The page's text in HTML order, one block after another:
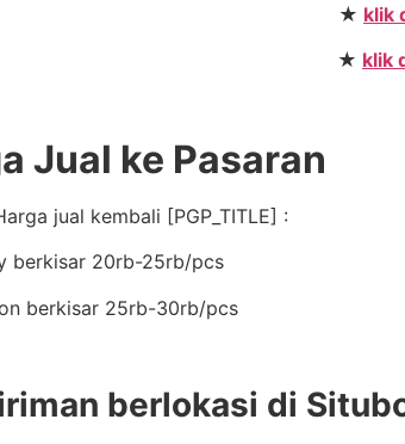
★ klik
★ klik
Jual ke Pasaran
jual kembali [PGP_TITLE] :
berkisar 20rb-25rb/pcs
berkisar 25rb-30rb/pcs
berlokasi di